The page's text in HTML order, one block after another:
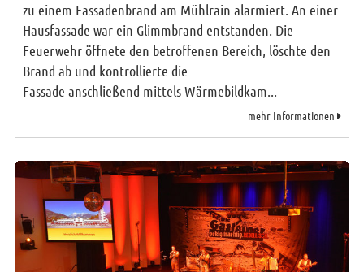
zu einem Fassadenbrand am Mühlrain alarmiert. An einer
Hausfassade war ein Glimmbrand entstanden. Die
Feuerwehr öffnete den betroffenen Bereich, löschte den
Brand ab und kontrollierte die
Fassade anschließend mittels Wärmebildkam...
mehr Informationen